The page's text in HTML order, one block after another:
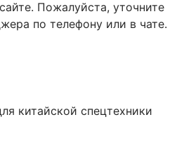
Пожалуйста, уточните
по телефону или в чате.
китайской спецтехники